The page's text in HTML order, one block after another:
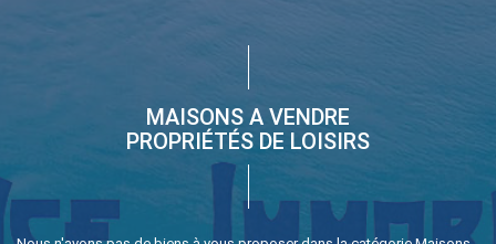
MAISONS A VENDRE
PROPRIÉTÉS DE LOISIRS